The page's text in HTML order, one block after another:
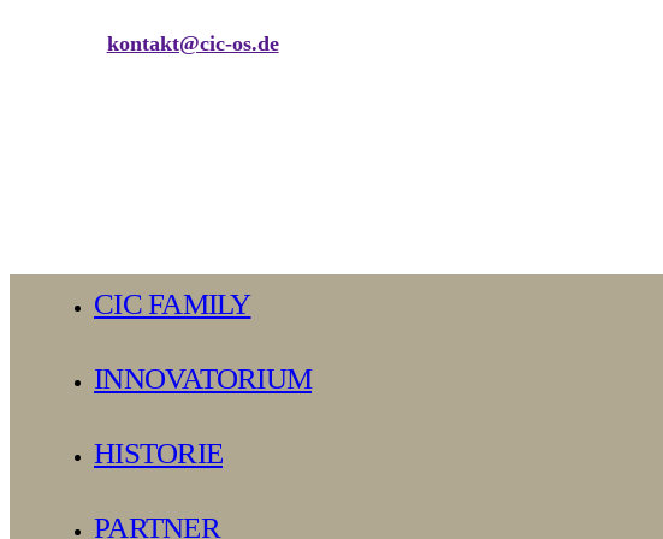
kontakt@cic-os.de
Menu
CIC FAMILY
INNOVATORIUM
HISTORIE
PARTNER